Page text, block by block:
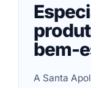
bem-
A Santa